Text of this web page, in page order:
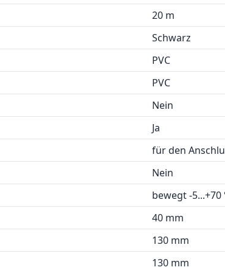
20 m
Schwarz
PVC
PVC
Nein
Ja
für den
Nein
bewegt -5...+70
40 mm
130 mm
130 mm